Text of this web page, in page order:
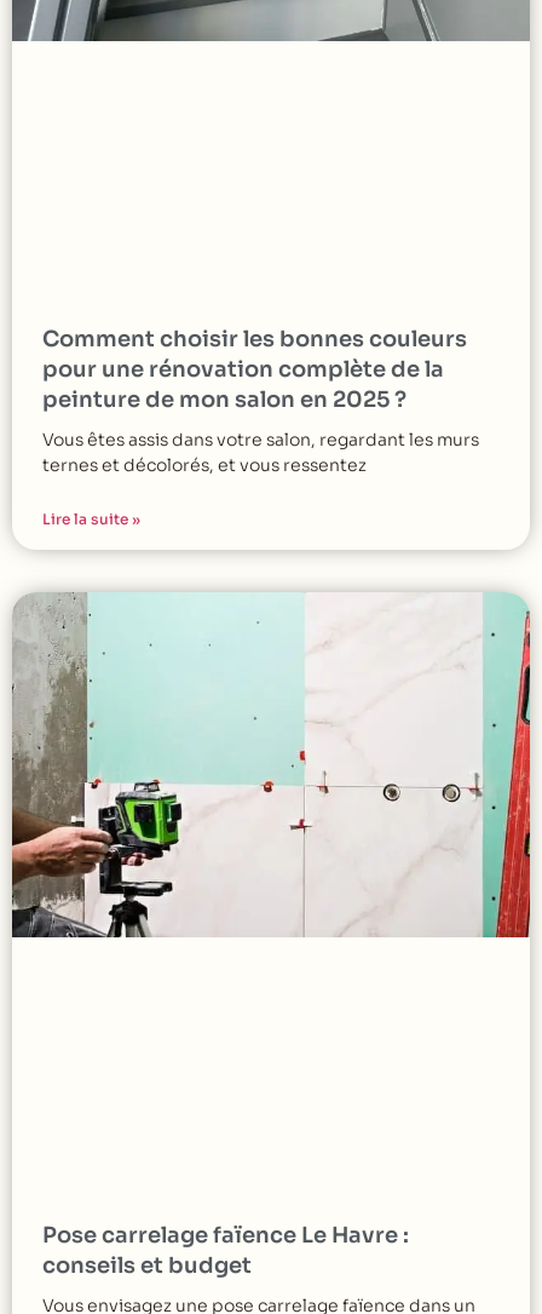
Comment choisir les bonnes couleurs
pour une rénovation complète de la
peinture de mon salon en 2025 ?
Vous êtes assis dans votre salon, regardant les murs
ternes et décolorés, et vous ressentez
Lire la suite »
Pose carrelage faïence Le Havre :
conseils et budget
Vous envisagez une pose carrelage faïence dans un